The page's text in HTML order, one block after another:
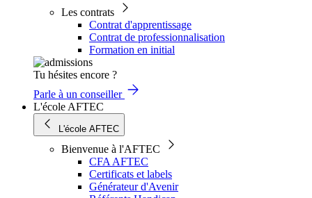
Les contrats
Contrat d'apprentissage
Contrat de professionnalisation
Formation en initial
Tu hésites encore ?
Parle à un conseiller
L'école AFTEC
L'école AFTEC
Bienvenue à l'AFTEC
CFA AFTEC
Certificats et labels
Générateur d'Avenir